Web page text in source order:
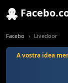
Facebo Livedoor
A vostra idea